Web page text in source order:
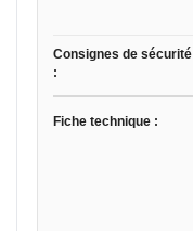
Consignes de sécurité
:
Fiche technique :